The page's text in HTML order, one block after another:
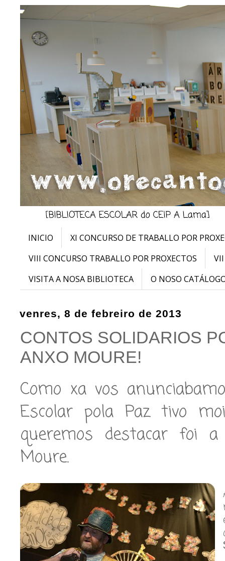
INICIO
XI CONCURSO DE TRABALLO POR
VIII CONCURSO TRABALLO POR PROXECTOS
VISITA A NOSA BIBLIOTECA
O NOSO
venres, 8 de febreiro de 2013
CONTOS SOLIDARIOS
ANXO MOURE!
Como xa vos
Escolar pola Paz tivo
queremos destacar foi
Moure.